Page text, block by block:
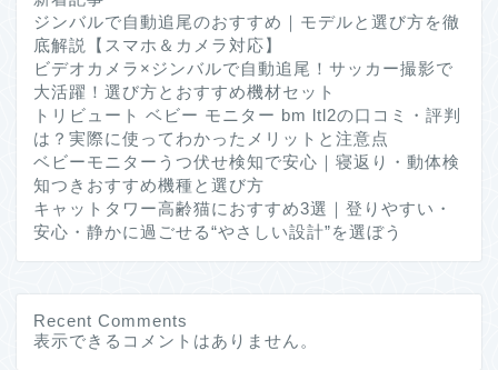
ジンバルで自動追尾のおすすめ｜モデルと選び方を徹
底解説【スマホ＆カメラ対応】
ビデオカメラ×ジンバルで自動追尾！サッカー撮影で
大活躍！選び方とおすすめ機材セット
トリビュート ベビー モニター bm ltl2の口コミ・評判
は？実際に使ってわかったメリットと注意点
ベビーモニターうつ伏せ検知で安心｜寝返り・動体検
知つきおすすめ機種と選び方
キャットタワー高齢猫におすすめ3選｜登りやすい・
安心・静かに過ごせる“やさしい設計”を選ぼう
Recent Comments
表示できるコメントはありません。